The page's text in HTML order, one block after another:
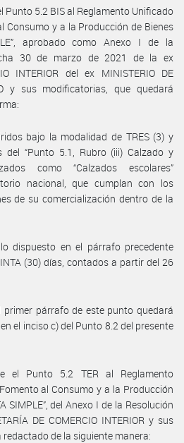
Punto 5.2 BIS al Reglamento Unificado
Consumo y a la Producción de Bienes
aprobado como Anexo I de la
30 de marzo de 2021 de la ex
INTERIOR del ex MINISTERIO DE
y sus modificatorias, que quedará
bajo la modalidad de TRES (3) y
del “Punto 5.1, Rubro (iii) Calzado y
como “Calzados escolares”
nacional, que cumplan con los
de su comercialización dentro de la
dispuesto en el párrafo precedente
(30) días, contados a partir del 26
párrafo de este punto quedará
el inciso c) del Punto 8.2 del presente
el Punto 5.2 TER al Reglamento
al Consumo y a la Producción
SIMPLE”, del Anexo I de la Resolución
DE COMERCIO INTERIOR y sus
de la siguiente manera: